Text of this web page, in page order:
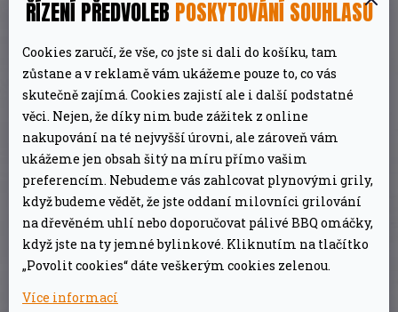
ŘÍZENÍ PŘEDVOLEB POSKYTOVÁNÍ SOUHLASU
Cookies zaručí, že vše, co jste si dali do košíku, tam
zůstane a v reklamě vám ukážeme pouze to, co vás
skutečně zajímá. Cookies zajistí ale i další podstatné
věci. Nejen, že díky nim bude zážitek z online
nakupování na té nejvyšší úrovni, ale zároveň vám
ukážeme jen obsah šitý na míru přímo vašim
preferencím. Nebudeme vás zahlcovat plynovými grily,
když budeme vědět, že jste oddaní milovníci grilování
na dřevěném uhlí nebo doporučovat pálivé BBQ omáčky,
když jste na ty jemné bylinkové. Kliknutím na tlačítko
„Povolit cookies“ dáte veškerým cookies zelenou.
Více informací
D
A
M
A
ZDARMA
Udírna na dřevěné pelety Vertical Pro
WIFI PBV4PS2 Pit Boss
Skladem 36 990 Kč
DETAIL